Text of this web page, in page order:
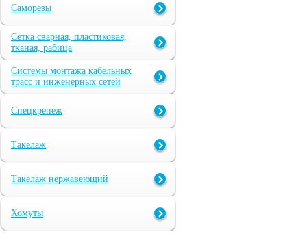
Саморезы
Сетка сварная, пластиковая,
тканая, рабица
Системы монтажа кабельных
трасс и инженерных сетей
Спецкрепеж
Такелаж
Такелаж нержавеющий
Хомуты